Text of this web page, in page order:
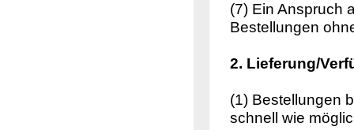
(7) Ein Anspruch
Bestellungen
2. Lieferung/
(1) Bestellungen
schnell wie